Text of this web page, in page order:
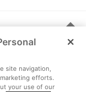
ルート
を見る
site navigation,
efforts.
your use of our